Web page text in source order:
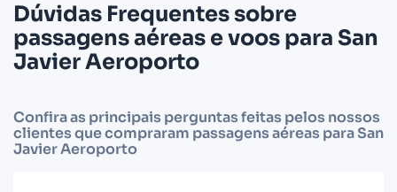
Dúvidas Frequentes sobre
passagens aéreas e voos para San
Javier Aeroporto
Confira as principais perguntas feitas pelos nossos
clientes que compraram passagens aéreas para San
Javier Aeroporto